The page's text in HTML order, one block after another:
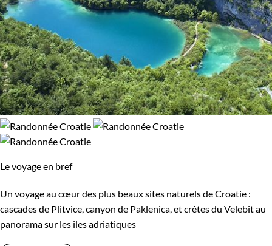
Le voyage en bref
Un voyage au cœur des plus beaux sites naturels de Croatie :
cascades de Plitvice, canyon de Paklenica, et crêtes du Velebit au
panorama sur les iles adriatiques